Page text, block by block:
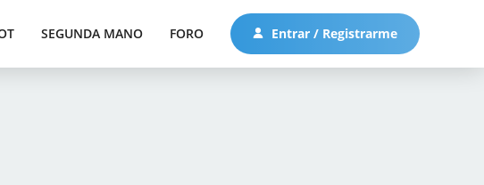
SEGUNDA MANO FORO Entrar / Registrarme